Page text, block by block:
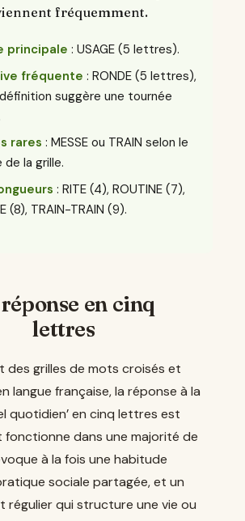
fréquemment.
principale : USAGE (5 lettres).
fréquente : RONDE (5 lettres),
suggère une tournée
rares : MESSE ou TRAIN selon le
la grille.
: RITE (4), ROUTINE (7),
(8), TRAIN-TRAIN (9).
en cinq
lettres
des grilles de mots croisés et
langue française, la réponse à la
quotidien’ en cinq lettres est
fonctionne dans une majorité de
à la fois une habitude
sociale partagée, et un
régulier qui structure une vie ou